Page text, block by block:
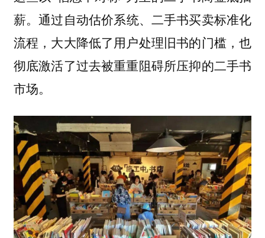
薪。通过自动估价系统、二手书买卖标准化
流程，大大降低了用户处理旧书的门槛，也
彻底激活了过去被重重阻碍所压抑的二手书
市场。